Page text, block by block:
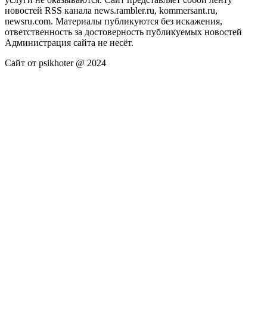
новостей RSS канала news.rambler.ru, kommersant.ru,
newsru.com. Материалы публикуются без искажения,
ответственность за достоверность публикуемых новостей
Администрация сайта не несёт.
Сайт от psikhoter @ 2024